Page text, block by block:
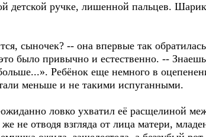
детской ручке, лишенной пальцев.
сыночек? -- она впервые так
было привычно и естественно. --
Ребёнок еще немного в
меньше и не такими испуганными.
ловко ухватил её расщелиной
не отводя взгляда от лица матери,